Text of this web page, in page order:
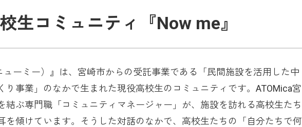
生コミュニティ『Now me』
ーミー）』は、宮崎市からの受託事業である「民間施設を活用した中
り事業」のなかで生まれた現役高校生のコミュニティです。ATOMica宮
結ぶ専門職「コミュニティマネージャー」が、施設を訪れる高校生たち
を傾けています。そうした対話のなかで、高校生たちの「自分たちで何